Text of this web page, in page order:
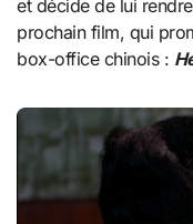
et décide de lui
prochain film, qui
box-office chinois :